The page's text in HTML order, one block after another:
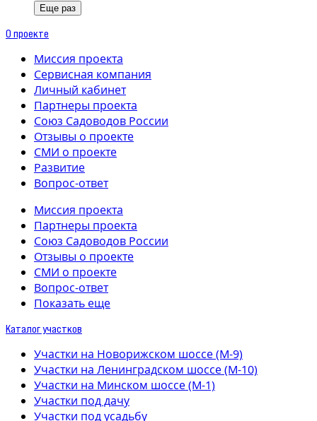
Еще раз
О проекте
Миссия проекта
Сервисная компания
Личный кабинет
Партнеры проекта
Союз Садоводов России
Отзывы о проекте
СМИ о проекте
Развитие
Вопрос-ответ
Миссия проекта
Партнеры проекта
Союз Садоводов России
Отзывы о проекте
СМИ о проекте
Вопрос-ответ
Показать еще
Каталог участков
Участки на Новорижском шоссе (М-9)
Участки на Ленинградском шоссе (М-10)
Участки на Минском шоссе (М-1)
Участки под дачу
Участки под усадьбу